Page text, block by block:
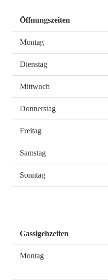
Öffnungszeiten
Montag
Dienstag
Mittwoch
Donnerstag
Freitag
Samstag
Sonntag
Gassigehzeiten
Montag